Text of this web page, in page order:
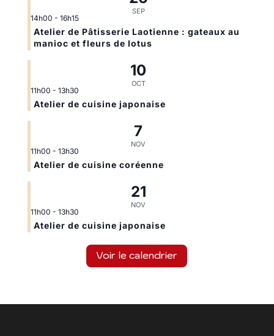
SEP
14h00 - 16h15
Atelier de Pâtisserie Laotienne : gateaux au
manioc et fleurs de lotus
10
OCT
11h00 - 13h30
Atelier de cuisine japonaise
7
NOV
11h00 - 13h30
Atelier de cuisine coréenne
21
NOV
11h00 - 13h30
Atelier de cuisine japonaise
Voir le calendrier